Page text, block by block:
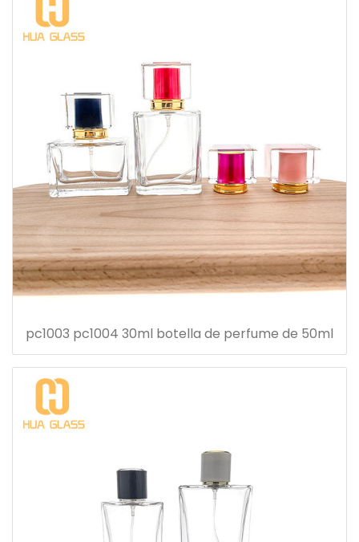
pc1003 pc1004 30ml botella de perfume de 50ml